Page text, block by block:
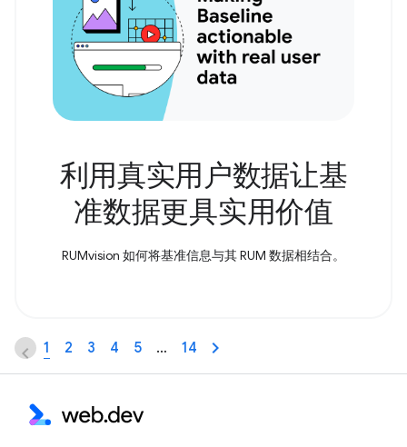
利用真实用户数据让基
准数据更具实用价值
RUMvision 如何将基准信息与其 RUM 数据相结合。
1 2 3 4 5 … 14